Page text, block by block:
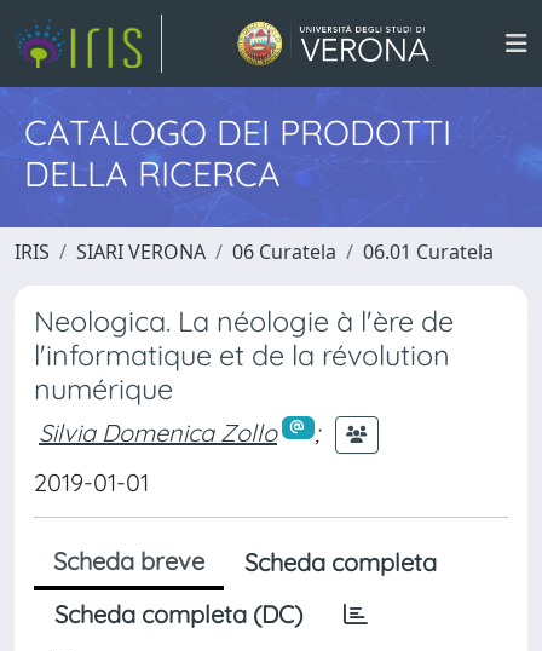
CATALOGO DEI PRODOTTI
DELLA RICERCA
IRIS SIARI VERONA 06 Curatela 06.01 Curatela
Neologica. La néologie à l'ère de
l'informatique et de la révolution
numérique
Silvia Domenica Zollo
;
2019-01-01
Scheda breve
Scheda completa
Scheda completa (DC)